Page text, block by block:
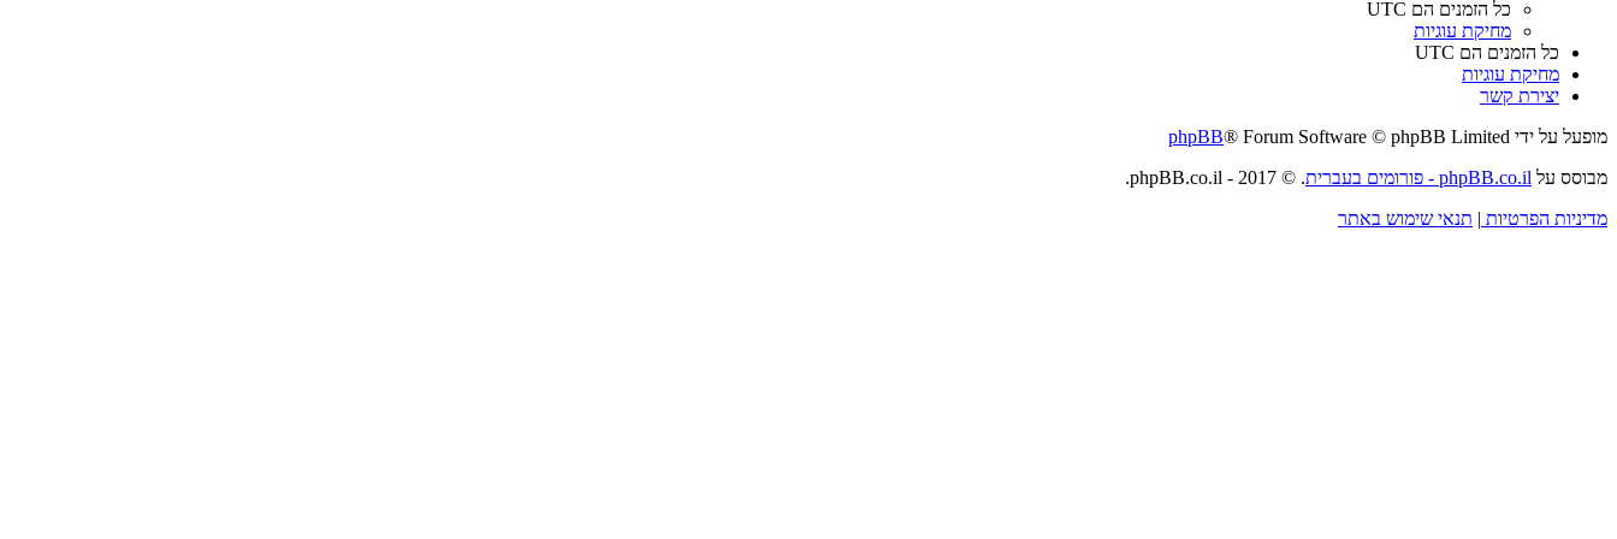
כל הזמנים הם UTC
מחיקת עוגיות
כל הזמנים הם UTC
מחיקת עוגיות
יצירת קשר
מופעל על ידי
phpBB® Forum Software © phpBB Limited
מבוסס על phpBB.co.il - פורומים בעברית
. © 2017 - phpBB.co.il.
מדיניות הפרטיות | תנאי שימוש באתר